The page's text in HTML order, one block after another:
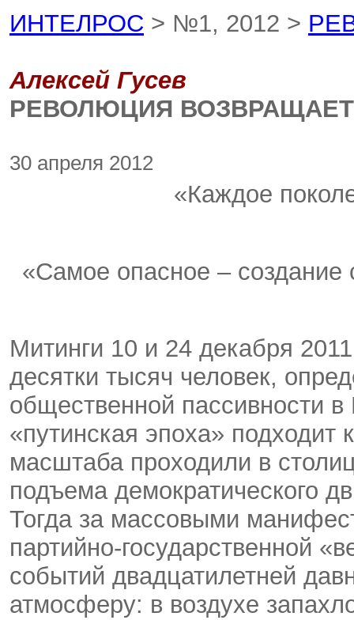
ИНТЕЛРОС > №1, 2012 >
Алексей Гусев
РЕВОЛЮЦИЯ
30 апреля 2012
«Каждое
«Самое опасное –
Митинги 10 и 24 декабря
десятки тысяч человек,
общественной пассивности
«путинская эпоха» подходит
масштаба проходили в
подъема демократического
Тогда за массовыми
партийно-государственной
событий двадцатилетней
атмосферу: в воздухе